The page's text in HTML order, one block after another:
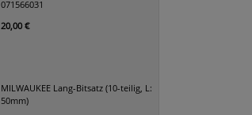
071566031
20,00 €
MILWAUKEE Lang-Bitsatz (10-teilig, L:
50mm)